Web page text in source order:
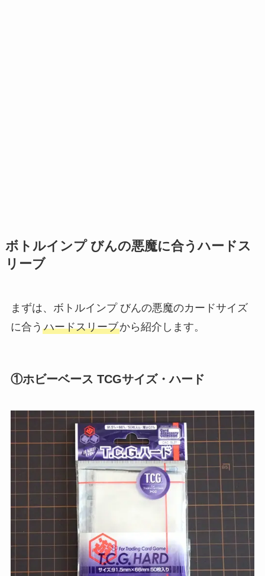
ボトルインプ びんの悪魔に合うハードス
リーブ
まずは、ボトルインプ びんの悪魔のカードサイズ
に合う ハードスリーブから紹介します。
①ホビーベース TCGサイズ・ハード